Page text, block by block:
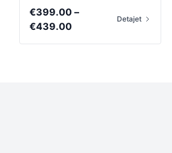
Shtator • 1 Tetor
€399.00 –
€439.00Price
Detajet